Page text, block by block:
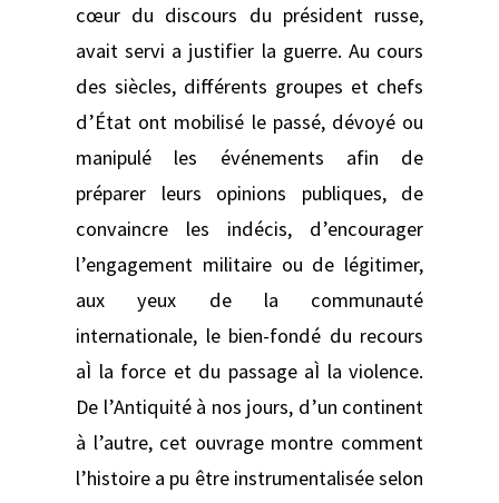
cœur du discours du président russe,
avait servi a justifier la guerre. Au cours
des siècles, différents groupes et chefs
d’État ont mobilisé le passé, dévoyé ou
manipulé les événements afin de
préparer leurs opinions publiques, de
convaincre les indécis, d’encourager
l’engagement militaire ou de légitimer,
aux yeux de la communauté
internationale, le bien-fondé du recours
aÌ la force et du passage aÌ la violence.
De l’Antiquité à nos jours, d’un continent
à l’autre, cet ouvrage montre comment
l’histoire a pu être instrumentalisée selon